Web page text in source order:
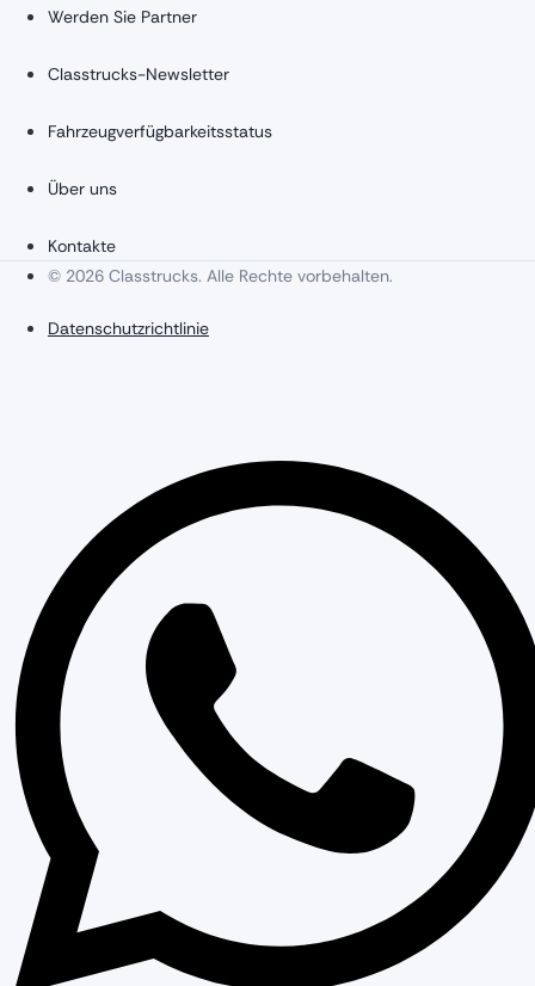
Werden Sie Partner
Classtrucks-Newsletter
Fahrzeugverfügbarkeitsstatus
Über uns
Kontakte
© 2026 Classtrucks. Alle Rechte vorbehalten.
Datenschutzrichtlinie